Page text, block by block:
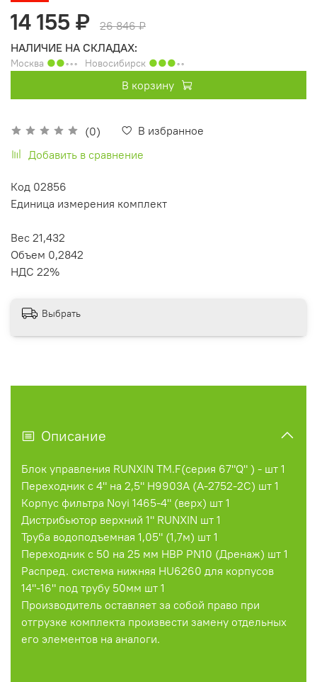
(0)
В избранное
Добавить в сравнение
14 155 ₽
26 846 ₽
НАЛИЧИЕ НА СКЛАДАХ:
Москва ●●◦◦◦ Новосибирск ●●●◦◦
В корзину
Код 02856
Единица измерения комплект
Вес 21,432
Объем 0,2842
НДС 22%
Выбрать
Описание
Блок управления RUNXIN TM.F(серия 67"Q" ) - шт 1
Переходник с 4" на 2,5" H9903A (A-2752-2C) шт 1
Корпус фильтра Noyi 1465-4" (верх) шт 1
Дистрибьютор верхний 1" RUNXIN шт 1
Труба водоподъемная 1,05" (1,7м) шт 1
Переходник с 50 на 25 мм HBP PN10 (Дренаж) шт 1
Распред. система нижняя HU6260 для корпусов
14"-16" под трубу 50мм шт 1
Производитель оставляет за собой право при
отгрузке комплекта произвести замену отдельных
его элементов на аналоги.